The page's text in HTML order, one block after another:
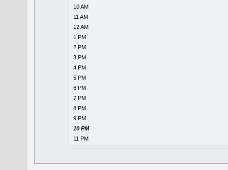
10 AM
11 AM
12 AM
1 PM
2 PM
3 PM
4 PM
5 PM
6 PM
7 PM
8 PM
9 PM
10 PM
11 PM